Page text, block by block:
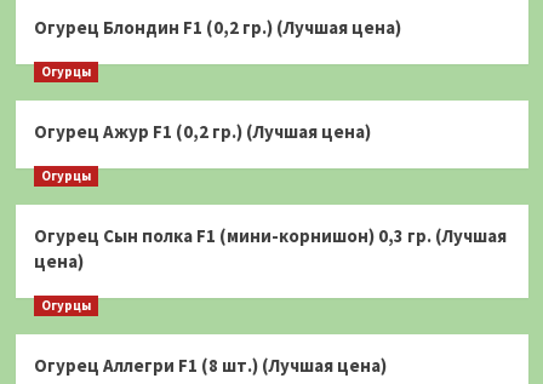
Огурец Блондин F1 (0,2 гр.) (Лучшая цена)
Огурцы
Огурец Ажур F1 (0,2 гр.) (Лучшая цена)
Огурцы
Огурец Сын полка F1 (мини-корнишон) 0,3 гр. (Лучшая
цена)
Огурцы
Огурец Аллегри F1 (8 шт.) (Лучшая цена)